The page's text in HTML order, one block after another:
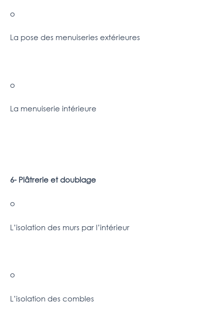
o
La pose des menuiseries extérieures
o
La menuiserie intérieure
6- Plâtrerie et doublage
o
L’isolation des murs par l’intérieur
o
L’isolation des combles